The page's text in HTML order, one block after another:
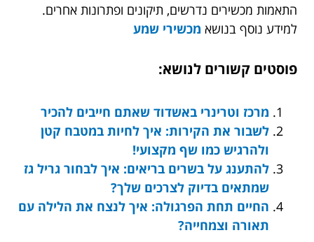
התאמות מכשירים נדרשים, תיקונים ופתרונות אחרים.
למידע נוסף בנושא מכשירי שמע
פוסטים קשורים לנושא:
מרכז וטרינרי באשדוד שאתם חייבים להכיר
לשבור את הקירות: איך לחיות במטבח קטן
ולהרגיש כמו שף מקצועי!
להתענג על בשרים בריאים: איך לבחור גריל גז
שמתאים בדיוק לצרכים שלך?
החיים תחת הפרגולה: איך לנצח את הלילה עם
תאורה וצמחייה?